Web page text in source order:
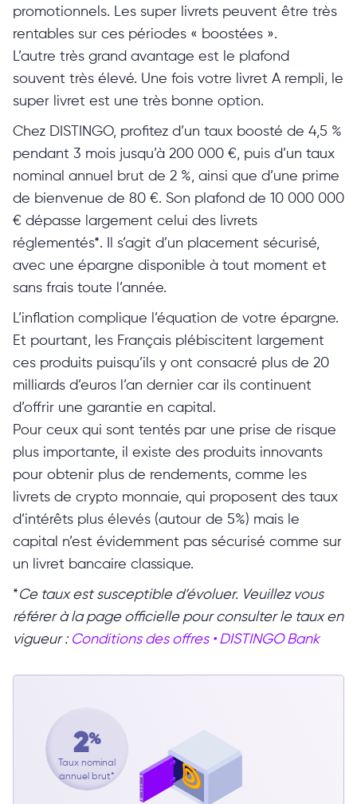
promotionnels. Les super livrets peuvent être très
rentables sur ces périodes « boostées ».
L’autre très grand avantage est le plafond
souvent très élevé. Une fois votre livret A rempli, le
super livret est une très bonne option.
Chez DISTINGO, profitez d’un taux boosté de 4,5 %
pendant 3 mois jusqu’à 200 000 €, puis d’un taux
nominal annuel brut de 2 %, ainsi que d’une prime
de bienvenue de 80 €. Son plafond de 10 000 000
€ dépasse largement celui des livrets
réglementés*. Il s’agit d’un placement sécurisé,
avec une épargne disponible à tout moment et
sans frais toute l’année.
L’inflation complique l’équation de votre épargne.
Et pourtant, les Français plébiscitent largement
ces produits puisqu’ils y ont consacré plus de 20
milliards d’euros l’an dernier car ils continuent
d’offrir une garantie en capital.
Pour ceux qui sont tentés par une prise de risque
plus importante, il existe des produits innovants
pour obtenir plus de rendements, comme les
livrets de crypto monnaie, qui proposent des taux
d’intérêts plus élevés (autour de 5%) mais le
capital n’est évidemment pas sécurisé comme sur
un livret bancaire classique.
*Ce taux est susceptible d’évoluer. Veuillez vous
référer à la page officielle pour consulter le taux en
vigueur : Conditions des offres • DISTINGO Bank
2%
Taux nominal
annuel brut*